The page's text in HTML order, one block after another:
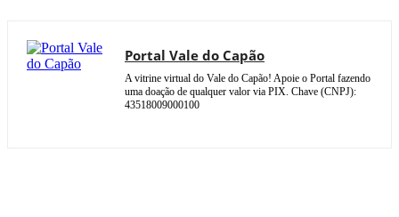
Portal Vale do Capão
A vitrine virtual do Vale do Capão! Apoie o Portal fazendo
uma doação de qualquer valor via PIX. Chave (CNPJ):
43518009000100